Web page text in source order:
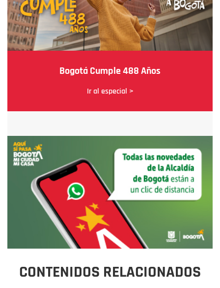
Bogotá Cumple 488 Años
Ir al especial >
CONTENIDOS RELACIONADOS